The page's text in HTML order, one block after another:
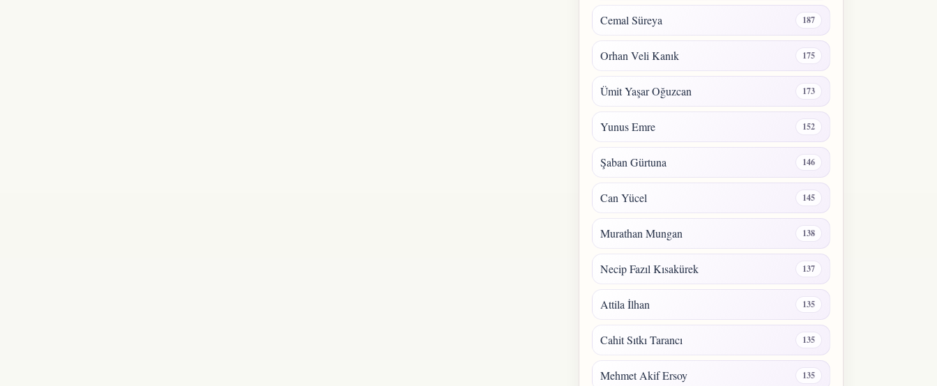
Cemal Süreya 187
Orhan Veli Kanık 175
Ümit Yaşar Oğuzcan 173
Yunus Emre 152
Şaban Gürtuna 146
Can Yücel 145
Murathan Mungan 138
Necip Fazıl Kısakürek 137
Attila İlhan 135
Cahit Sıtkı Tarancı 135
Mehmet Akif Ersoy 135